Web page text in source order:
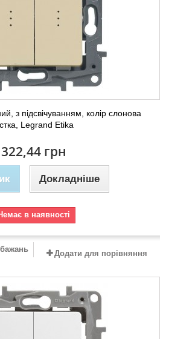
з підсвічуванням, колір слонова
Legrand Etika
322,44 грн
Докладніше
в наявності
Додати для порівняння